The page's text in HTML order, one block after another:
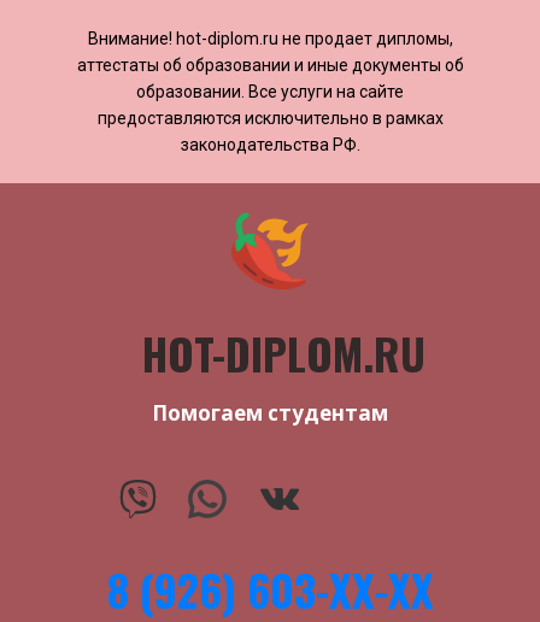
Внимание! ​​​​hot-diplom.ru не продает дипломы,
аттестаты об образовании и иные документы об
образовании. Все услуги на сайте
предоставляются исключительно в рамках
законодательства РФ.
HOT-DIPLOM.RU
Помогаем студентам
8 (926) 603-ХХ-ХХ